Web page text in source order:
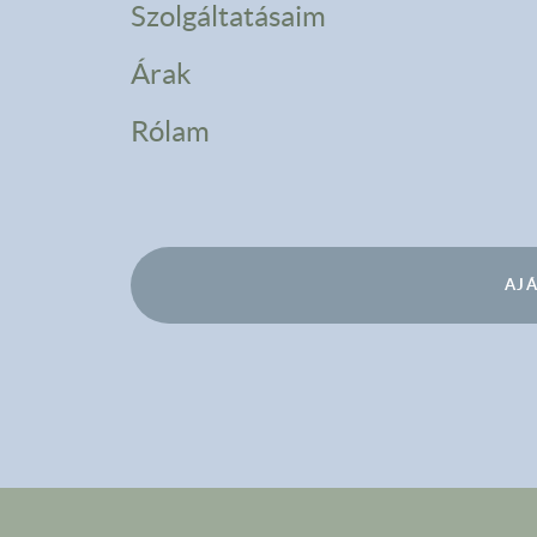
Szolgáltatásaim
Árak
Rólam